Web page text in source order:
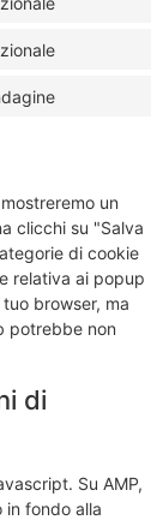
un
clicchi su "Salva
di cookie
relativa ai popup
browser, ma
potrebbe non
di
Su AMP,
in fondo alla